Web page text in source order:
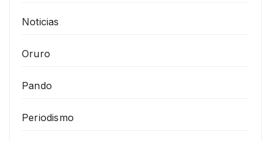
Noticias
Oruro
Pando
Periodismo